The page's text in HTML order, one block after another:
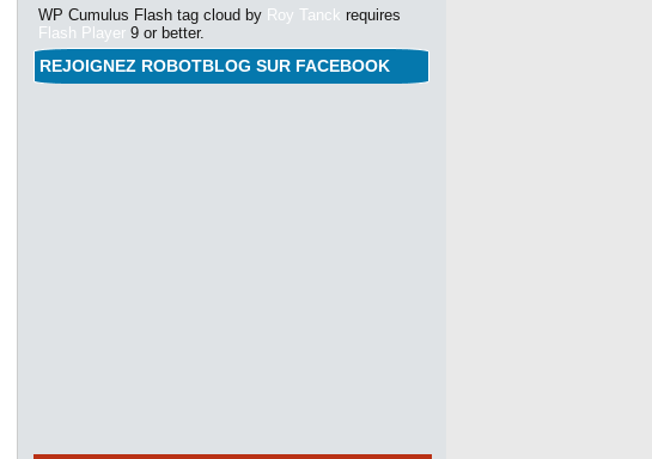
WP Cumulus Flash tag cloud by Roy Tanck requires
Flash Player 9 or better.
REJOIGNEZ ROBOTBLOG SUR FACEBOOK